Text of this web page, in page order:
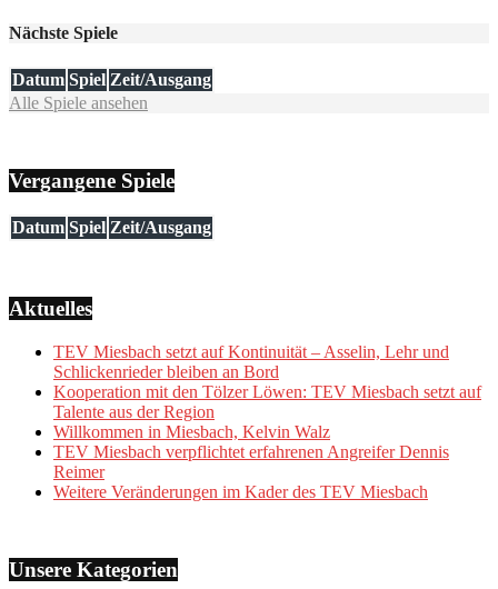
Nächste Spiele
Datum Spiel Zeit/Ausgang
Alle Spiele ansehen
Vergangene Spiele
Datum Spiel Zeit/Ausgang
Aktuelles
TEV Miesbach setzt auf Kontinuität – Asselin, Lehr und
Schlickenrieder bleiben an Bord
Kooperation mit den Tölzer Löwen: TEV Miesbach setzt auf
Talente aus der Region
Willkommen in Miesbach, Kelvin Walz
TEV Miesbach verpflichtet erfahrenen Angreifer Dennis
Reimer
Weitere Veränderungen im Kader des TEV Miesbach
Unsere Kategorien